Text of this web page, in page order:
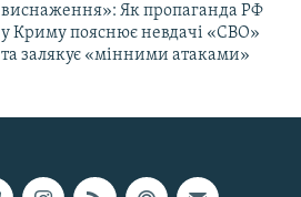
виснаження»: Як пропаганда РФ
у Криму пояснює невдачі «СВО»
та залякує «мінними атаками»